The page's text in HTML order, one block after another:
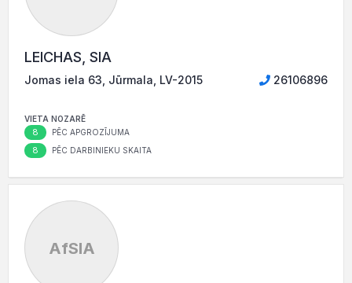
LEICHAS, SIA
Jomas iela 63, Jūrmala, LV-2015 26106896
VIETA NOZARĒ
8 PĒC APGROZĪJUMA
8 PĒC DARBINIEKU SKAITA
AfSIA